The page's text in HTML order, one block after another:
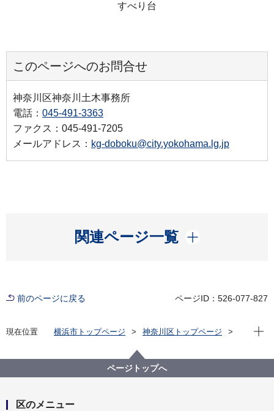
すべり台
このページへのお問合せ
神奈川区神奈川土木事務所
電話： 045-491-3363
ファクス：045-491-7205
メールアドレス： kg-doboku@city.yokohama.lg.jp
関連ページ一覧
開く
前のページに戻る ページID：526-077-827
現在位置 横浜市トップページ
神奈川区トップページ
白幡池公園（しらはたいけこうえん）
現在
ページトップへ
区のメニュー